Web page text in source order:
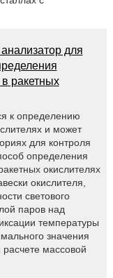
для
ракетных
к определению
и может
для контроля
определения
окислителях
окислителя,
светового
паров над
температуры
значения
массовой